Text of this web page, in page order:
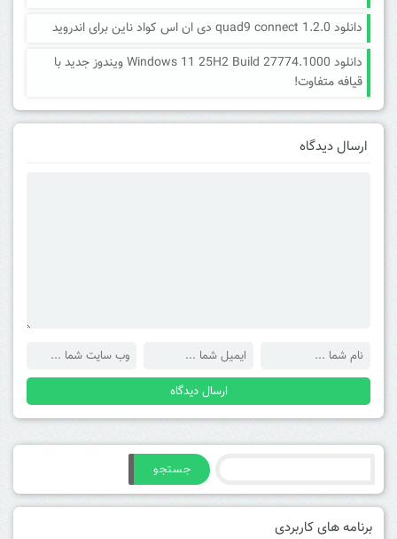
دانلود quad9 connect 1.2.0 دی ان اس کواد ناین برای اندروید
دانلود Windows 11 25H2 Build 27774.1000 ویندوز جدید با
قیافه متفاوت!
ارسال دیدگاه
جستجو
برنامه های کاربردی